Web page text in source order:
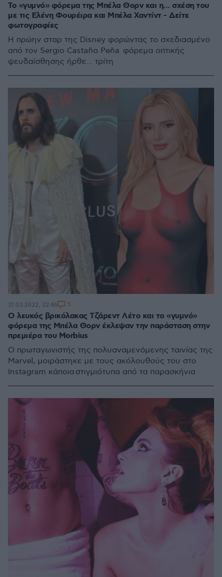
Το «γυμνό» φόρεμα της Μπέλα Θορν και η... σχέση του
με τις Ελένη Φουρέιρα και Μπέλα Χαντίντ - Δείτε
φωτογραφίες
Η πρώην σταρ της Disney φορώντας το σχεδιασμένο
από τον Sergio Castaño Peña φόρεμα οπτικής
ψευδαίσθησης ήρθε... τρίτη
Ο λευκός βρικόλακας Τζάρεντ Λέτο και το «γυμνό»
φόρεμα της Μπέλα Θορν έκλεψαν την παράσταση στην
πρεμιέρα του Morbius
Ο πρωταγωνιστής της πολυαναμενόμενης ταινίας της
Marvel, μοιράστηκε με τους ακόλουθούς του στο
Instagram κάποια στιγμιότυπα από τα παρασκήνια
31.03.2022, 22:46 5